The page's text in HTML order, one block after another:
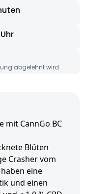
abgelehnt wird
mit CannGo BC
Blüten
Crasher vom
eine
und einen